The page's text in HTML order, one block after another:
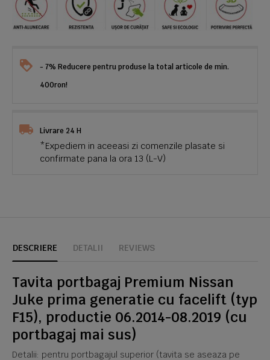
- 7% Reducere pentru produse la total articole de min.
400ron!
Livrare 24 H
*Expediem in aceeasi zi comenzile plasate si
confirmate pana la ora 13 (L-V)
DESCRIERE DETALII REVIEWS
Tavita portbagaj Premium Nissan
Juke prima generatie cu facelift (typ
F15), productie 06.2014-08.2019 (cu
portbagaj mai sus)
Detalii: pentru portbagajul superior (tavita se aseaza pe